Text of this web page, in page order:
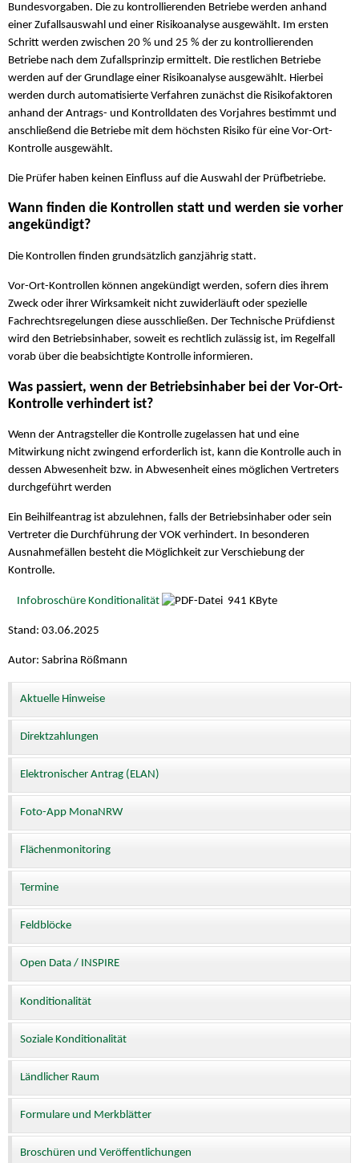
Bundesvorgaben. Die zu kontrollierenden Betriebe werden anhand
einer Zufallsauswahl und einer Risikoanalyse ausgewählt. Im ersten
Schritt werden zwischen 20 % und 25 % der zu kontrollierenden
Betriebe nach dem Zufallsprinzip ermittelt. Die restlichen Betriebe
werden auf der Grundlage einer Risikoanalyse ausgewählt. Hierbei
werden durch automatisierte Verfahren zunächst die Risikofaktoren
anhand der Antrags- und Kontrolldaten des Vorjahres bestimmt und
anschließend die Betriebe mit dem höchsten Risiko für eine Vor-Ort-
Kontrolle ausgewählt.
Die Prüfer haben keinen Einfluss auf die Auswahl der Prüfbetriebe.
Wann finden die Kontrollen statt und werden sie vorher
angekündigt?
Die Kontrollen finden grundsätzlich ganzjährig statt.
Vor-Ort-Kontrollen können angekündigt werden, sofern dies ihrem
Zweck oder ihrer Wirksamkeit nicht zuwiderläuft oder spezielle
Fachrechtsregelungen diese ausschließen. Der Technische Prüfdienst
wird den Betriebsinhaber, soweit es rechtlich zulässig ist, im Regelfall
vorab über die beabsichtigte Kontrolle informieren.
Was passiert, wenn der Betriebsinhaber bei der Vor-Ort-
Kontrolle verhindert ist?
Wenn der Antragsteller die Kontrolle zugelassen hat und eine
Mitwirkung nicht zwingend erforderlich ist, kann die Kontrolle auch in
dessen Abwesenheit bzw. in Abwesenheit eines möglichen Vertreters
durchgeführt werden
Ein Beihilfeantrag ist abzulehnen, falls der Betriebsinhaber oder sein
Vertreter die Durchführung der VOK verhindert. In besonderen
Ausnahmefällen besteht die Möglichkeit zur Verschiebung der
Kontrolle.
Infobroschüre Konditionalität 941 KByte
Stand: 03.06.2025
Autor: Sabrina Rößmann
Aktuelle Hinweise
Direktzahlungen
Elektronischer Antrag (ELAN)
Foto-App MonaNRW
Flächenmonitoring
Termine
Feldblöcke
Open Data / INSPIRE
Konditionalität
Soziale Konditionalität
Ländlicher Raum
Formulare und Merkblätter
Broschüren und Veröffentlichungen